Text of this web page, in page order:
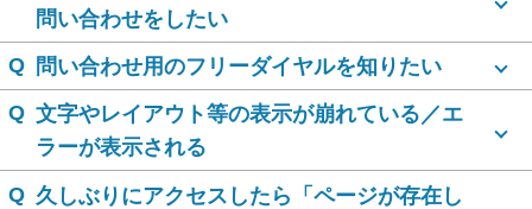
問い合わせをしたい
Q 問い合わせ用のフリーダイヤルを知りたい
Q 文字やレイアウト等の表示が崩れている／エ
ラーが表示される
Q 久しぶりにアクセスしたら「ページが存在し